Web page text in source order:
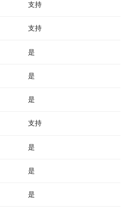
支持
支持
是
是
是
支持
是
是
是